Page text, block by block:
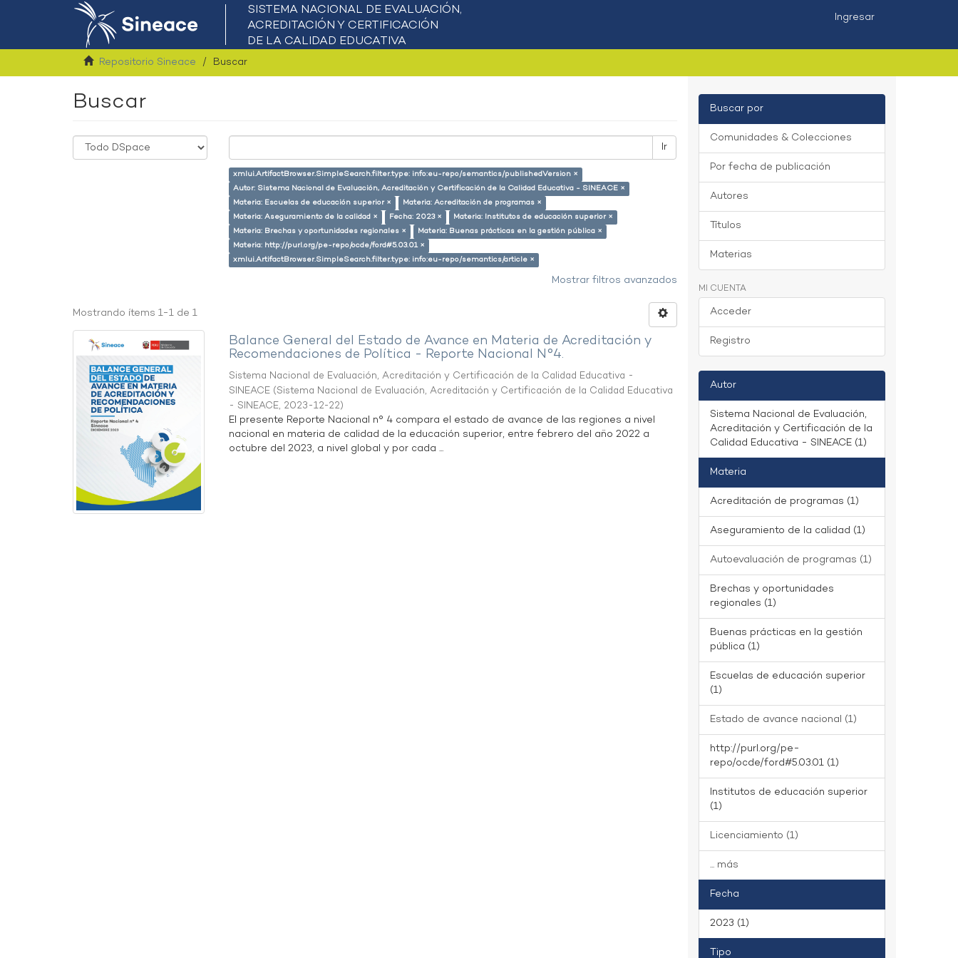
Ingresar
Repositorio Sineace Buscar
Buscar
Ir
xmlui.ArtifactBrowser.SimpleSearch.filter.type: info:eu-repo/semantics/publishedVersion ×
Autor: Sistema Nacional de Evaluación, Acreditación y Certificación de la Calidad Educativa - SINEACE ×
Materia: Escuelas de educación superior ×
Materia: Acreditación de programas ×
Materia: Aseguramiento de la calidad ×
Fecha: 2023 ×
Materia: Institutos de educación superior ×
Materia: Brechas y oportunidades regionales ×
Materia: Buenas prácticas en la gestión pública ×
Materia: http://purl.org/pe-repo/ocde/ford#5.03.01 ×
xmlui.ArtifactBrowser.SimpleSearch.filter.type: info:eu-repo/semantics/article ×
Mostrar filtros avanzados
Mostrando ítems 1-1 de 1
Balance General del Estado de Avance en Materia de Acreditación y
Recomendaciones de Política - Reporte Nacional N°4.
Sistema Nacional de Evaluación, Acreditación y Certificación de la Calidad Educativa -
SINEACE (Sistema Nacional de Evaluación, Acreditación y Certificación de la Calidad Educativa
- SINEACE, 2023-12-22)
El presente Reporte Nacional n° 4 compara el estado de avance de las regiones a nivel
nacional en materia de calidad de la educación superior, entre febrero del año 2022 a
octubre del 2023, a nivel global y por cada ...
Buscar por
Comunidades & Colecciones
Por fecha de publicación
Autores
Títulos
Materias
MI CUENTA
Acceder
Registro
Autor
Sistema Nacional de Evaluación,
Acreditación y Certificación de la
Calidad Educativa - SINEACE (1)
Materia
Acreditación de programas (1)
Aseguramiento de la calidad (1)
Autoevaluación de programas (1)
Brechas y oportunidades
regionales (1)
Buenas prácticas en la gestión
pública (1)
Escuelas de educación superior
(1)
Estado de avance nacional (1)
http://purl.org/pe-
repo/ocde/ford#5.03.01 (1)
Institutos de educación superior
(1)
Licenciamiento (1)
... más
Fecha
2023 (1)
Tipo